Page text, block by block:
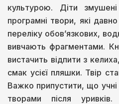
культурою. Діти змушені
програмні твори, які
переліку обов’язкових,
вивчають фрагментами.
вистачить відпити з
смак усієї пляшки. Твір
Важко припустити, що учні
творами після